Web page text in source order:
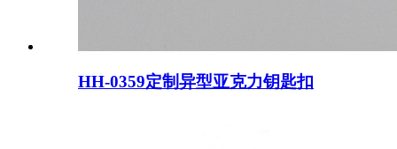
HH-0359定制异型亚克力钥匙扣